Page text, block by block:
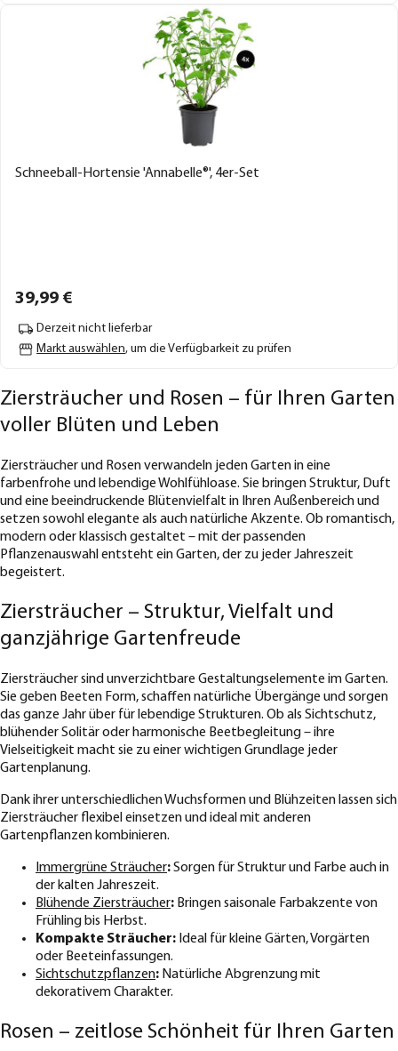
Schneeball-Hortensie 'Annabelle®', 4er-Set
39,99 €
Derzeit nicht lieferbar
Markt auswählen, um die Verfügbarkeit zu prüfen
Ziersträucher und Rosen – für Ihren Garten
voller Blüten und Leben
Ziersträucher und Rosen verwandeln jeden Garten in eine
farbenfrohe und lebendige Wohlfühloase. Sie bringen Struktur, Duft
und eine beeindruckende Blütenvielfalt in Ihren Außenbereich und
setzen sowohl elegante als auch natürliche Akzente. Ob romantisch,
modern oder klassisch gestaltet – mit der passenden
Pflanzenauswahl entsteht ein Garten, der zu jeder Jahreszeit
begeistert.
Ziersträucher – Struktur, Vielfalt und
ganzjährige Gartenfreude
Ziersträucher sind unverzichtbare Gestaltungselemente im Garten.
Sie geben Beeten Form, schaffen natürliche Übergänge und sorgen
das ganze Jahr über für lebendige Strukturen. Ob als Sichtschutz,
blühender Solitär oder harmonische Beetbegleitung – ihre
Vielseitigkeit macht sie zu einer wichtigen Grundlage jeder
Gartenplanung.
Dank ihrer unterschiedlichen Wuchsformen und Blühzeiten lassen sich
Ziersträucher flexibel einsetzen und ideal mit anderen
Gartenpflanzen kombinieren.
Immergrüne Sträucher:Sorgen für Struktur und Farbe auch in
der kalten Jahreszeit.
Blühende Ziersträucher: Bringen saisonale Farbakzente von
Frühling bis Herbst.
Kompakte Sträucher: Ideal für kleine Gärten, Vorgärten
oder Beeteinfassungen.
Sichtschutzpflanzen: Natürliche Abgrenzung mit
dekorativem Charakter.
Rosen – zeitlose Schönheit für Ihren Garten